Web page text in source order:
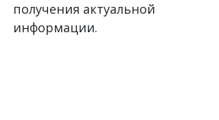
получения актуальной
информации.